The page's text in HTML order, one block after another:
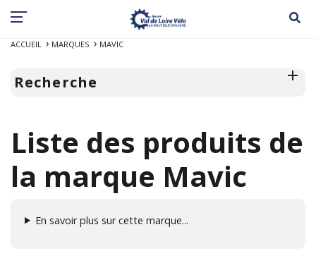
ACCUEIL MARQUES MAVIC
Recherche
Liste des produits de
la marque Mavic
En savoir plus sur cette marque...